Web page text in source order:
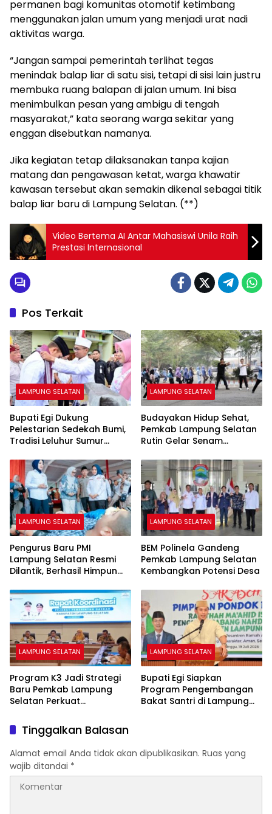
permanen bagi komunitas otomotif ketimbang
menggunakan jalan umum yang menjadi urat nadi
aktivitas warga.
“Jangan sampai pemerintah terlihat tegas
menindak balap liar di satu sisi, tetapi di sisi lain justru
membuka ruang balapan di jalan umum. Ini bisa
menimbulkan pesan yang ambigu di tengah
masyarakat,” kata seorang warga sekitar yang
enggan disebutkan namanya.
Jika kegiatan tetap dilaksanakan tanpa kajian
matang dan pengawasan ketat, warga khawatir
kawasan tersebut akan semakin dikenal sebagai titik
balap liar baru di Lampung Selatan. (**)
Video Bertema AI Antar Mahasiswi Unila Raih
Prestasi Internasional
Pos Terkait
LAMPUNG SELATAN
Bupati Egi Dukung
Pelestarian Sedekah Bumi,
Tradisi Leluhur Sumur
LAMPUNG SELATAN
Budayakan Hidup Sehat,
Pemkab Lampung Selatan
Rutin Gelar Senam
LAMPUNG SELATAN
Pengurus Baru PMI
Lampung Selatan Resmi
Dilantik, Berhasil Himpun
LAMPUNG SELATAN
BEM Polinela Gandeng
Pemkab Lampung Selatan
Kembangkan Potensi Desa
LAMPUNG SELATAN
Program K3 Jadi Strategi
Baru Pemkab Lampung
Selatan Perkuat
Keluarga
LAMPUNG SELATAN
Bupati Egi Siapkan
Program Pengembangan
Bakat Santri di Lampung
Tinggalkan Balasan
Alamat email Anda tidak akan dipublikasikan. Ruas yang
wajib ditandai *